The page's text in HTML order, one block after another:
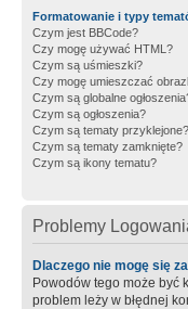
Formatowanie i typy
Czym jest BBCode?
Czy mogę używać HTML?
Czym są uśmieszki?
Czy mogę umieszczać
Czym są globalne
Czym są ogłoszenia?
Czym są tematy przyklejone?
Czym są tematy zamknięte?
Czym są ikony tematu?
Problemy
Dlaczego nie mogę się
Powodów tego może być
problem leży w błędnej